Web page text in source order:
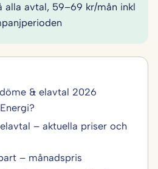
alla avtal, 59–69 kr/mån inkl
& elavtal 2026
– aktuella priser och
– månadspris